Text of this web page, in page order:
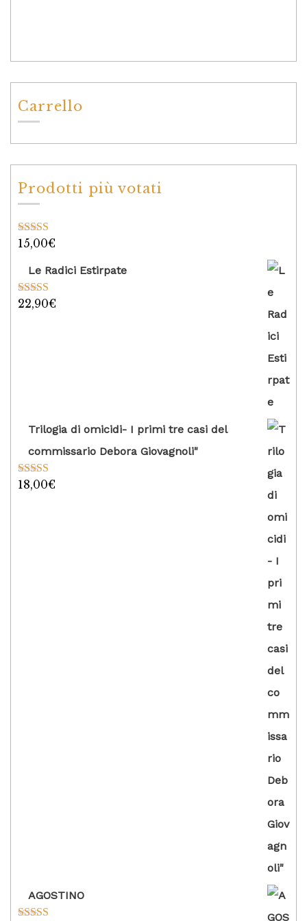
Carrello
Prodotti più votati
Valutato
15,00€
Le Radici Estirpate
Valutato
22,90€
Trilogia di omicidi- I primi tre casi del
commissario Debora Giovagnoli"
Valutato
18,00€
AGOSTINO